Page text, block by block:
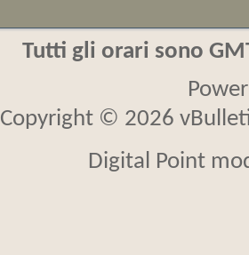
Tutti gli orari sono
Copyright © 2026
Digital Point